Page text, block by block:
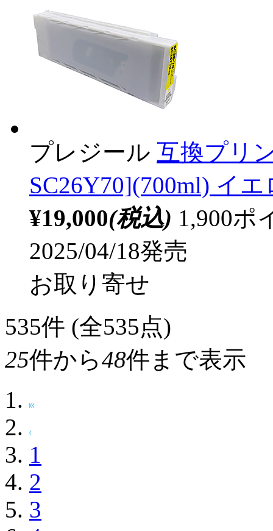
プレジール 互換プリ
SC26Y70](700ml) イ
¥19,000(税込) 1,900ポ
2025/04/18発売
お取り寄せ
535件 (全535点)
25件から48件まで表示
1
2
3